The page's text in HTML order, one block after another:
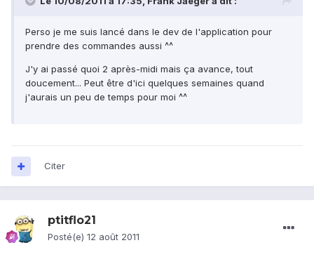
Perso je me suis lancé dans le dev de l'application pour
prendre des commandes aussi ^^
J'y ai passé quoi 2 après-midi mais ça avance, tout
doucement... Peut être d'ici quelques semaines quand
j'aurais un peu de temps pour moi ^^
Citer
ptitflo21
Posté(e) 12 août 2011